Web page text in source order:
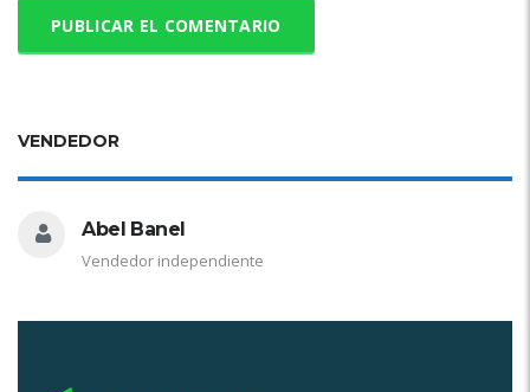
VENDEDOR
Abel Banel
Vendedor independiente